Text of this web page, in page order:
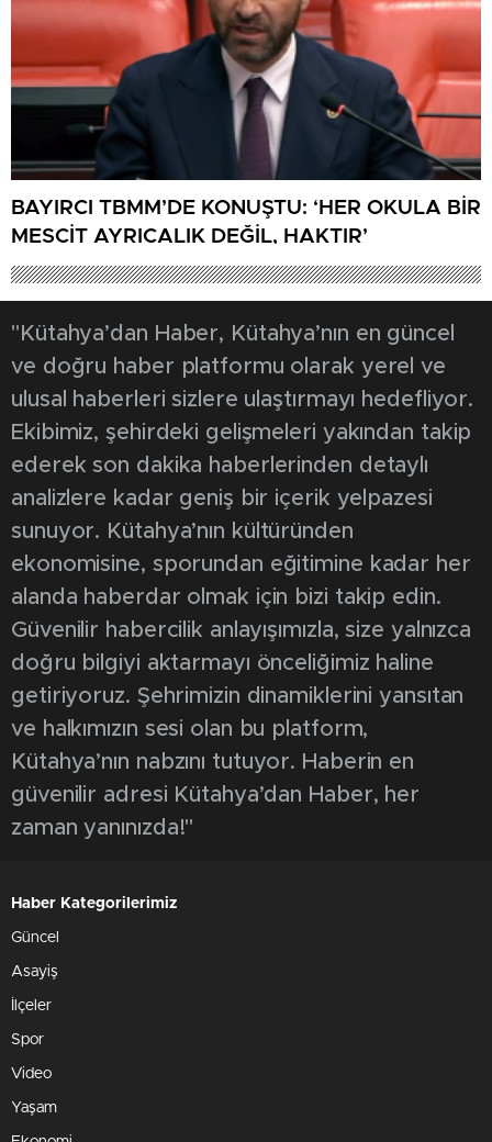
BAYIRCI TBMM’DE KONUŞTU: ‘HER OKULA BİR
MESCİT AYRICALIK DEĞİL, HAKTIR’
"Kütahya’dan Haber, Kütahya’nın en güncel
ve doğru haber platformu olarak yerel ve
ulusal haberleri sizlere ulaştırmayı hedefliyor.
Ekibimiz, şehirdeki gelişmeleri yakından takip
ederek son dakika haberlerinden detaylı
analizlere kadar geniş bir içerik yelpazesi
sunuyor. Kütahya’nın kültüründen
ekonomisine, sporundan eğitimine kadar her
alanda haberdar olmak için bizi takip edin.
Güvenilir habercilik anlayışımızla, size yalnızca
doğru bilgiyi aktarmayı önceliğimiz haline
getiriyoruz. Şehrimizin dinamiklerini yansıtan
ve halkımızın sesi olan bu platform,
Kütahya’nın nabzını tutuyor. Haberin en
güvenilir adresi Kütahya’dan Haber, her
zaman yanınızda!"
Haber Kategorilerimiz
Güncel
Asayiş
İlçeler
Spor
Video
Yaşam